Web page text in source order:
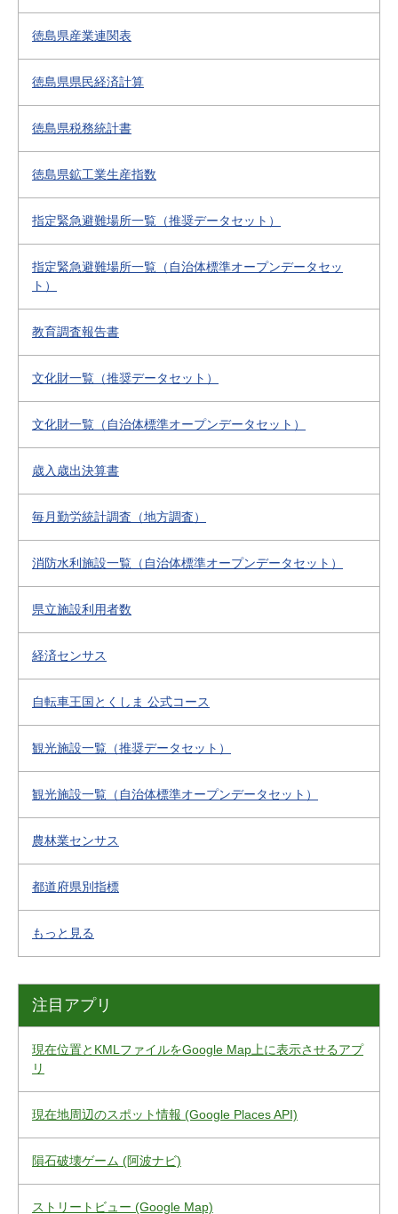
徳島県産業連関表
徳島県県民経済計算
徳島県税務統計書
徳島県鉱工業生産指数
指定緊急避難場所一覧（推奨データセット）
指定緊急避難場所一覧（自治体標準オープンデータセッ
ト）
教育調査報告書
文化財一覧（推奨データセット）
文化財一覧（自治体標準オープンデータセット）
歳入歳出決算書
毎月勤労統計調査（地方調査）
消防水利施設一覧（自治体標準オープンデータセット）
県立施設利用者数
経済センサス
自転車王国とくしま 公式コース
観光施設一覧（推奨データセット）
観光施設一覧（自治体標準オープンデータセット）
農林業センサス
都道府県別指標
もっと見る
注目アプリ
現在位置とKMLファイルをGoogle Map上に表示させるアプ
リ
現在地周辺のスポット情報 (Google Places API)
隕石破壊ゲーム (阿波ナビ)
ストリートビュー (Google Map)